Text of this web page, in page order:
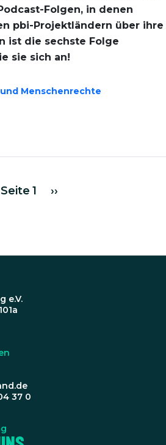
Folgen, in denen
pbi-Projektländern über ihre
ist die sechste Folge
sie sich an!
Menschenrechte
Seite 1 Nächste Seite
››
e.V.
37 0